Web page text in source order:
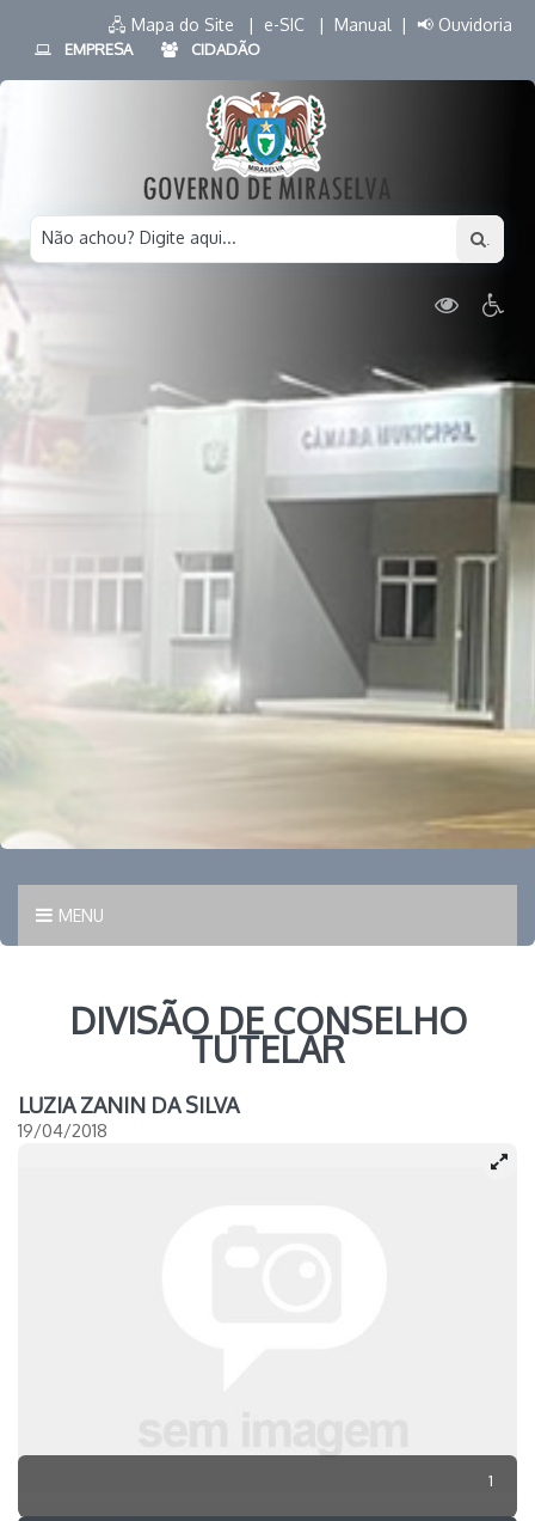
🖧 Mapa do Site | e-SIC | Manual | 📢 Ouvidoria
EMPRESA CIDADÃO
Não achou? Digite aqui...
MENU
DIVISÃO DE CONSELHO
TUTELAR
LUZIA ZANIN DA SILVA
19/04/2018
1